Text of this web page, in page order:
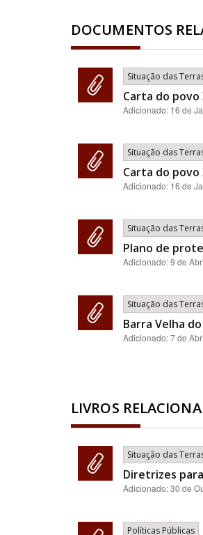
DOCUMENTOS
Situação das
Carta do
Adicionado: 16 de
Situação das
Carta do
Adicionado: 16 de
Situação das
Plano de
Adicionado:9 de
Situação das
Barra Velha
Adicionado:7 de
LIVROS
Situação das
Diretrizes
Adicionado:30 de
Políticas Públicas